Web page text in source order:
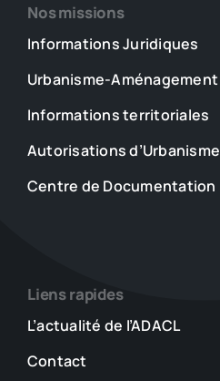
Nos missions
Informations Juridiques
Urbanisme-Aménagement
Informations territoriales
Autorisations d’Urbanisme
Centre de Documentation
Liens rapides
L’actualité de l’ADACL
Contact